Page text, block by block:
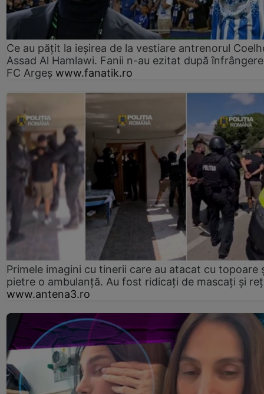
Ce au pățit la ieșirea de la vestiare antrenorul
Assad Al Hamlawi. Fanii n-au ezitat după
FC Argeș www.fanatik.ro
Primele imagini cu tinerii care au atacat cu topoare
pietre o ambulanță. Au fost ridicați de mascați și
www.antena3.ro